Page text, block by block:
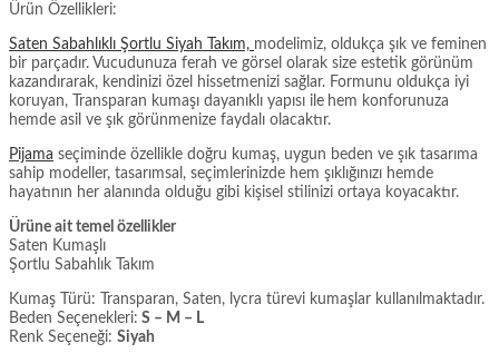
Ürün Özellikleri:
Saten Sabahlıklı Şortlu Siyah Takım, modelimiz, oldukça şık ve feminen
bir parçadır. Vucudunuza ferah ve görsel olarak size estetik görünüm
kazandırarak, kendinizi özel hissetmenizi sağlar. Formunu oldukça iyi
koruyan, Transparan kumaşı dayanıklı yapısı ile hem konforunuza
hemde asil ve şık görünmenize faydalı olacaktır.
Pijama seçiminde özellikle doğru kumaş, uygun beden ve şık tasarıma
sahip modeller, tasarımsal, seçimlerinizde hem şıklığınızı hemde
hayatının her alanında olduğu gibi kişisel stilinizi ortaya koyacaktır.
Ürüne ait temel özellikler
Saten Kumaşlı
Şortlu Sabahlık Takım
Kumaş Türü: Transparan, Saten, lycra türevi kumaşlar kullanılmaktadır.
Beden Seçenekleri: S – M – L
Renk Seçeneği: Siyah